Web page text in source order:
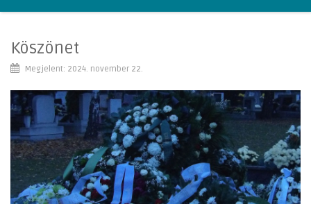
Köszönet
Megjelent: 2024. november 22.